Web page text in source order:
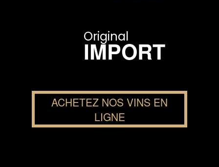
Original
IMPORT
ACHETEZ NOS VINS EN
LIGNE